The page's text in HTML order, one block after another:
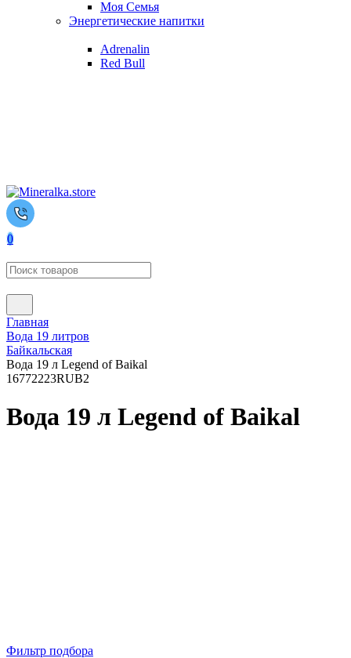
Моя Семья
Энергетические напитки
Adrenalin
Red Bull
0
Главная
Вода 19 литров
Байкальская
Вода 19 л Legend of Baikal
16772223RUB2
Вода 19 л Legend of Baikal
Фильтр подбора